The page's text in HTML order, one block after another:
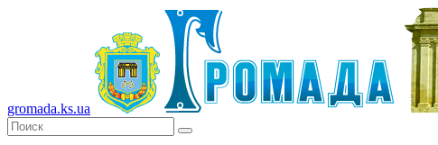
gromada.ks.ua